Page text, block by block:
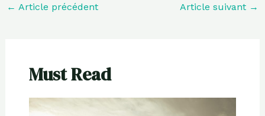
← Article précédent Article suivant →
Must Read